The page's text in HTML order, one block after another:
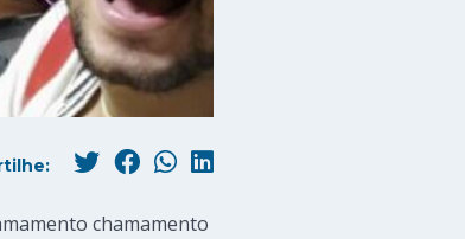
chamamento